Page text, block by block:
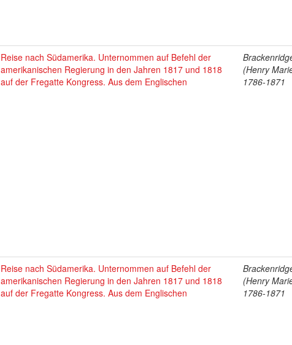
Reise nach Südamerika. Unternommen auf Befehl der
amerikanischen Regierung in den Jahren 1817 und 1818
auf der Fregatte Kongress. Aus dem Englischen
(Henry
1786-1871
Reise nach Südamerika. Unternommen auf Befehl der
amerikanischen Regierung in den Jahren 1817 und 1818
auf der Fregatte Kongress. Aus dem Englischen
(Henry
1786-1871